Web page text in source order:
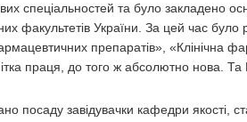
спеціальностей та було закладено
України. За цей час було
препаратів», «Клінічна
праця, до того ж абсолютно нова. Та
посаду завідувачки кафедри якості,